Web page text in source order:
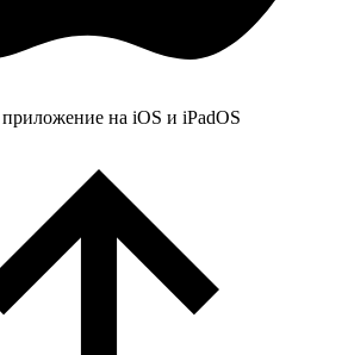
на iOS и iPadOS